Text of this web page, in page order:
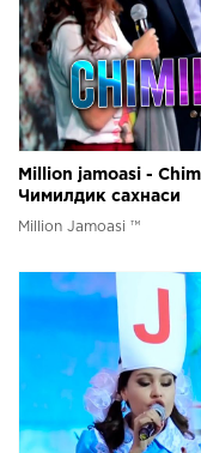
Million jamoasi -
Чимилдик сахнаси
Million Jamoasi ™